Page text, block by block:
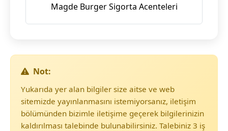
Magde Burger Sigorta Acenteleri
Not:
Yukarıda yer alan bilgiler size aitse ve web
sitemizde yayınlanmasını istemiyorsanız, iletişim
bölümünden bizimle iletişime geçerek bilgilerinizin
kaldırılması talebinde bulunabilirsiniz. Talebiniz 3 iş